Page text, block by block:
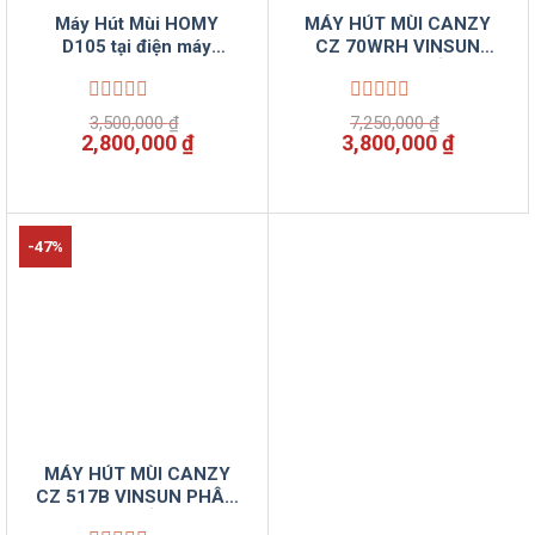
Máy Hút Mùi HOMY
D105 tại điện máy
Được
xếp
hạng
sao
3,500,000₫
Giá
gốc
2,800,000₫Giá
hiện
MÁY HÚT MÙI CANZY
CZ 70WRH VINSUN
Được
xếp
hạng
sao
7,250,000₫
Giá
gốc
3,800,000₫Giá
-47%
MÁY HÚT MÙI CANZY
CZ 517B VINSUN PHÂN